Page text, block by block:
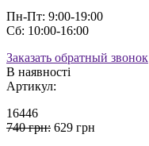
Пн-Пт: 9:00-19:00
Сб: 10:00-16:00
Заказать обратный звонок
В наявності
Артикул:
16446
740 грн: 629 грн